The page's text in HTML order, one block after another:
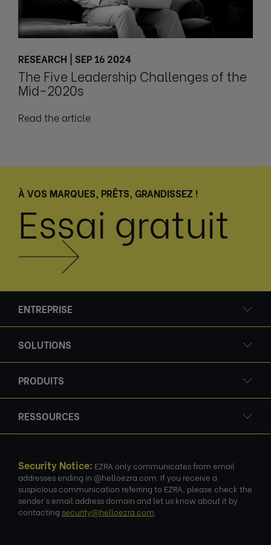
RESEARCH | SEP 16 2024
The Five Leadership Challenges of the
Mid-2020s
Read the article
À VOS MARQUES, PRÊTS, GRANDISSEZ !
Essai gratuit
ENTREPRISE
SOLUTIONS
PRODUITS
RESSOURCES
Security Notice: EZRA only communicates from email
addresses ending in @helloezra.com. If you receive a
suspicious communication referring to EZRA, please check the
sender's email address domain and let us know about it by
contacting security@helloezra.com